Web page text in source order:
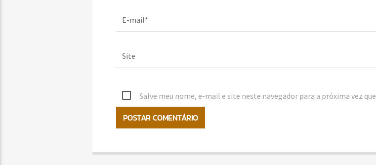
Salve meu nome, e-mail e site neste navegador para a próxima vez